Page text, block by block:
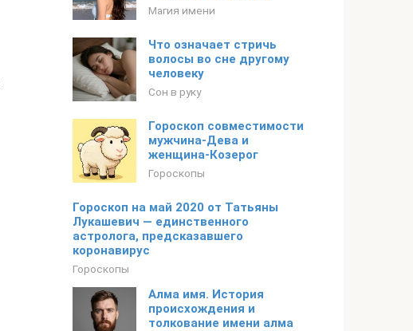
Магия имени
Что означает стричь
волосы во сне другому
человеку
Сон в руку
Гороскоп совместимости
мужчина-Дева и
женщина-Козерог
Гороскопы
Гороскоп на май 2020 от Татьяны
Лукашевич — единственного
астролога, предсказавшего
коронавирус
Гороскопы
Алма имя. История
происхождения и
толкование имени алма